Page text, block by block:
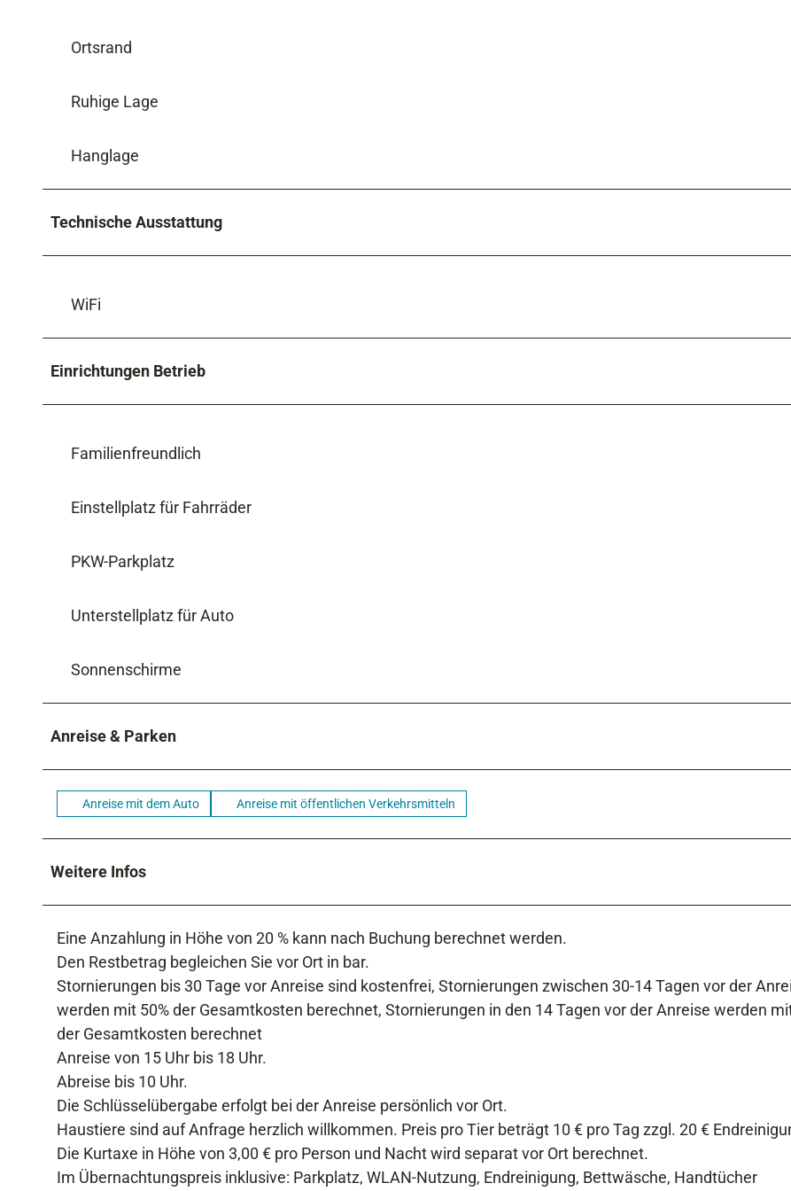
Ortsrand
Ruhige Lage
Hanglage
Technische Ausstattung
WiFi
Einrichtungen Betrieb
Familienfreundlich
Einstellplatz für Fahrräder
PKW-Parkplatz
Unterstellplatz für Auto
Sonnenschirme
Anreise & Parken
Anreise mit dem Auto Anreise mit öffentlichen Verkehrsmitteln
Weitere Infos
Eine Anzahlung in Höhe von 20 % kann nach Buchung berechnet werden.
Den Restbetrag begleichen Sie vor Ort in bar.
Stornierungen bis 30 Tage vor Anreise sind kostenfrei, Stornierungen zwischen 30-14 Tagen vor der
werden mit 50% der Gesamtkosten berechnet, Stornierungen in den 14 Tagen vor der Anreise werden
der Gesamtkosten berechnet
Anreise von 15 Uhr bis 18 Uhr.
Abreise bis 10 Uhr.
Die Schlüsselübergabe erfolgt bei der Anreise persönlich vor Ort.
Haustiere sind auf Anfrage herzlich willkommen. Preis pro Tier beträgt 10 € pro Tag zzgl. 20 €
Die Kurtaxe in Höhe von 3,00 € pro Person und Nacht wird separat vor Ort berechnet.
Im Übernachtungspreis inklusive: Parkplatz, WLAN-Nutzung, Endreinigung, Bettwäsche, Handtücher